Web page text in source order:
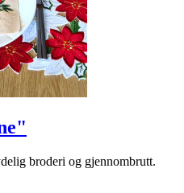
broderi og gjennombrutt.